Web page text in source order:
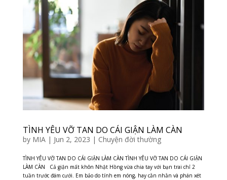
TÌNH YÊU VỠ TAN DO CÁI GIẬN LÀM CÀN
by MIA| Jun 2, 2023 | Chuyện đời thường
TÌNH YÊU VỠ TAN DO CÁI GIẬN LÀM CÀN TÌNH YÊU VỠ TAN DO CÁI GIẬN
LÀM CÀN Cả giận mất khôn Nhật Hồng vừa chia tay với bạn trai chỉ 2
tuần trước đám cưới. Em bảo do tính em nóng, hay cằn nhằn và phán xét